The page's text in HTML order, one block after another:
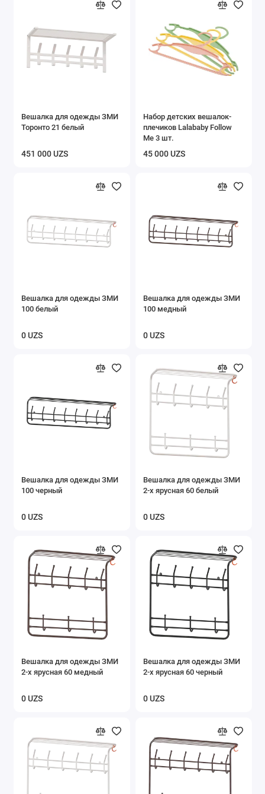
Вешалка для одежды ЗМИ
Торонто 21 белый
451 000 UZS
Набор детских вешалок-
плечиков Lalababy Follow
Me 3 шт.
45 000 UZS
Вешалка для одежды ЗМИ
100 белый
0 UZS
Вешалка для одежды ЗМИ
100 медный
0 UZS
Вешалка для одежды ЗМИ
100 черный
0 UZS
Вешалка для одежды ЗМИ
2-х ярусная 60 белый
0 UZS
Вешалка для одежды ЗМИ
2-х ярусная 60 медный
0 UZS
Вешалка для одежды ЗМИ
2-х ярусная 60 черный
0 UZS